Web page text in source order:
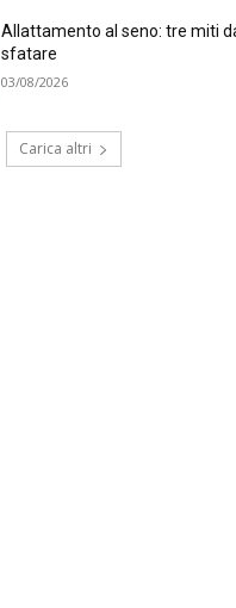
Allattamento al seno: tre miti
sfatare
03/08/2026
Carica altri